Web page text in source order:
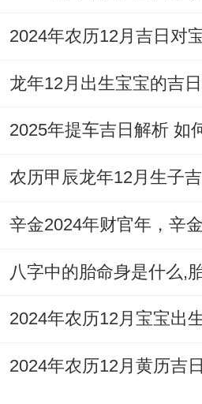
2024年农历12月黄历吉日